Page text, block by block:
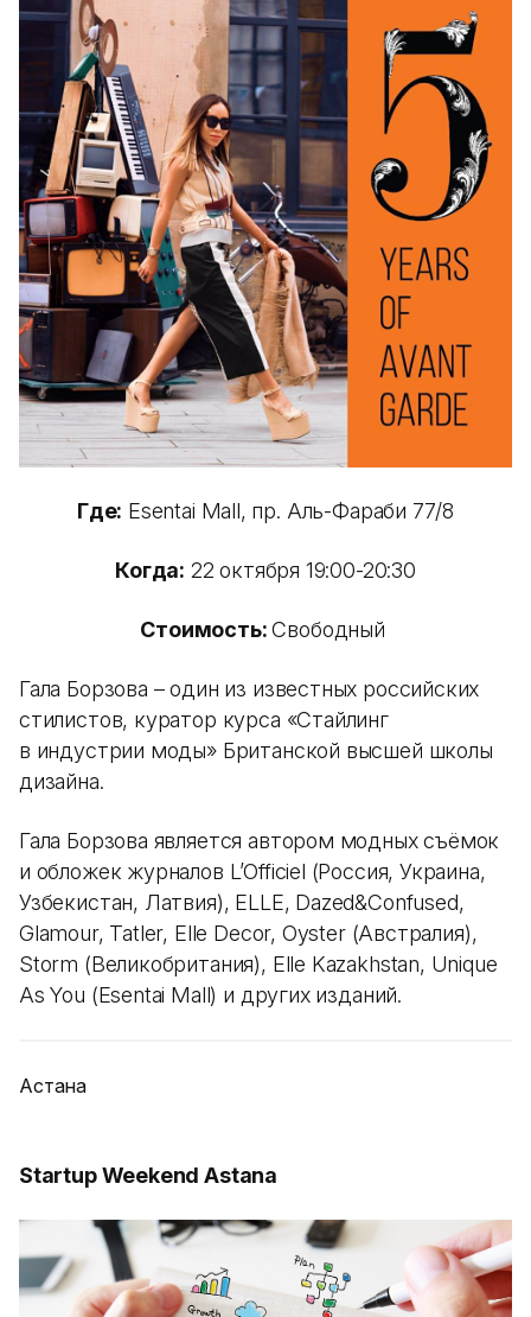
Где: Esentai Mall, пр. Aль-Фараби 77/8
Когда: 22 октября 19:00-20:30
Стоимость:Свободный
Гала Борзова – один из известных российских
стилистов, куратор курса «Стайлинг
в индустрии моды» Британской высшей школы
дизайна.
Гала Борзова является автором модных съёмок
и обложек журналов L’Officiel (Россия, Украина,
Узбекистан, Латвия), ELLE, Dazed&Confused,
Glamour, Tatler, Elle Decor, Oyster (Австралия),
Storm (Великобритания), Elle Kazakhstan, Unique
As You (Esentai Mall) и других изданий.
Астана
Startup Weekend Astana